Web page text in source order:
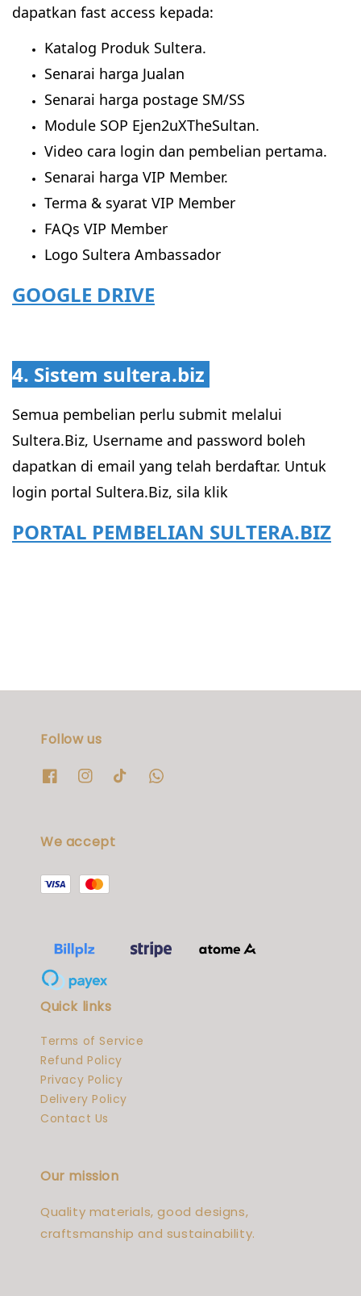
dapatkan fast access kepada:
Katalog Produk Sultera.
Senarai harga Jualan
Senarai harga postage SM/SS
Module SOP Ejen2uXTheSultan.
Video cara login dan pembelian pertama.
Senarai harga VIP Member.
Terma & syarat VIP Member
FAQs VIP Member
Logo Sultera Ambassador
GOOGLE DRIVE
4. Sistem sultera.biz
Semua pembelian perlu submit melalui
Sultera.Biz, Username and password boleh
dapatkan di email yang telah berdaftar. Untuk
login portal Sultera.Biz, sila klik
PORTAL PEMBELIAN SULTERA.BIZ
Follow us
We accept
Quick links
Terms of Service
Refund Policy
Privacy Policy
Delivery Policy
Contact Us
Our mission
Quality materials, good designs,
craftsmanship and sustainability.